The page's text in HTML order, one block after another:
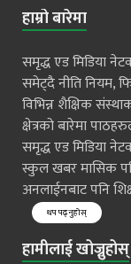
हाम्रो बारेमा
समृद्ध एड मिडिया
समेट्दै नीति नियम,
विभिन्न शैक्षिक
क्षेत्रको बारेमा
समृद्ध एड मिडिया
स्कुल खबर मासिक
अनलाईनबाट पनि
थप पढ्नुहोस्
हामीलाई खोज्नुहोस्